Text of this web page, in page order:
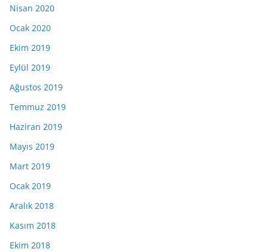
Nisan 2020
Ocak 2020
Ekim 2019
Eylül 2019
Ağustos 2019
Temmuz 2019
Haziran 2019
Mayıs 2019
Mart 2019
Ocak 2019
Aralık 2018
Kasım 2018
Ekim 2018